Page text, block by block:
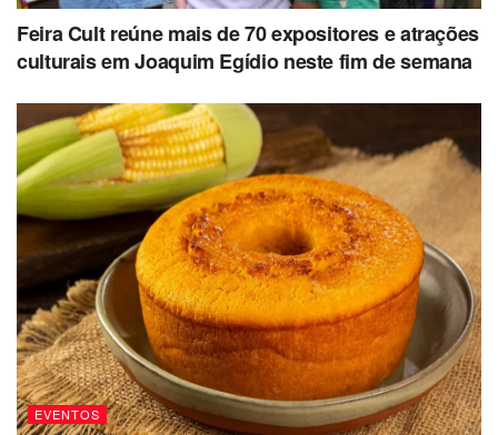
Feira Cult reúne mais de 70 expositores e atrações
culturais em Joaquim Egídio neste fim de semana
EVENTOS